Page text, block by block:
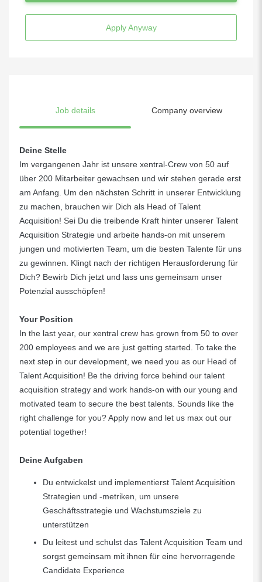
Apply Anyway
Job details Company overview
Deine Stelle
Im vergangenen Jahr ist unsere xentral-Crew von 50 auf
über 200 Mitarbeiter gewachsen und wir stehen gerade erst
am Anfang. Um den nächsten Schritt in unserer Entwicklung
zu machen, brauchen wir Dich als Head of Talent
Acquisition! Sei Du die treibende Kraft hinter unserer Talent
Acquisition Strategie und arbeite hands-on mit unserem
jungen und motivierten Team, um die besten Talente für uns
zu gewinnen. Klingt nach der richtigen Herausforderung für
Dich? Bewirb Dich jetzt und lass uns gemeinsam unser
Potenzial ausschöpfen!
Your Position
In the last year, our xentral crew has grown from 50 to over
200 employees and we are just getting started. To take the
next step in our development, we need you as our Head of
Talent Acquisition! Be the driving force behind our talent
acquisition strategy and work hands-on with our young and
motivated team to secure the best talents. Sounds like the
right challenge for you? Apply now and let us max out our
potential together!
Deine Aufgaben
Du entwickelst und implementierst Talent Acquisition
Strategien und -metriken, um unsere
Geschäftsstrategie und Wachstumsziele zu
unterstützen
Du leitest und schulst das Talent Acquisition Team und
sorgst gemeinsam mit ihnen für eine hervorragende
Candidate Experience